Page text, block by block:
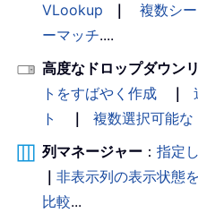
VLookup
｜ 複数シ
ーマッチ....
高度なドロップダウン
トをすばやく作成
｜
ト
｜ 複数選択可能な
列マネージャー ： 指定
｜ 非表示列の表示状態
比較...